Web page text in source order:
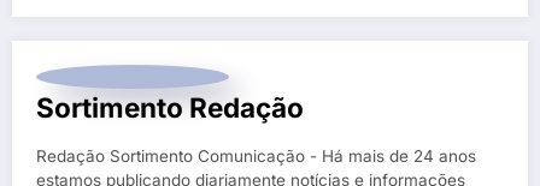
Sortimento Redação
Redação Sortimento Comunicação - Há mais de 24 anos
estamos publicando diariamente notícias e informações